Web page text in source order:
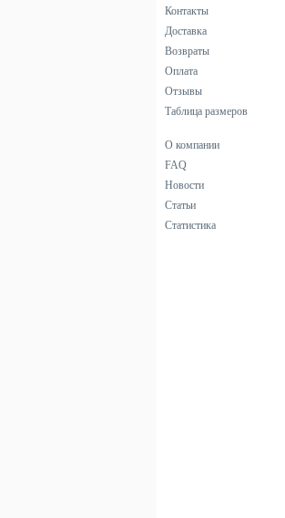
Cecil
Champion
Cherry Koko
Chiemsee
Copenhagen Studios
Creeks
Dickies
Контакты
Доставка
Возвраты
Оплата
Отзывы
Таблица размеров
О компании
FAQ
Новости
Статьи
Статистика